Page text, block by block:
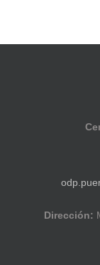
Dirección: